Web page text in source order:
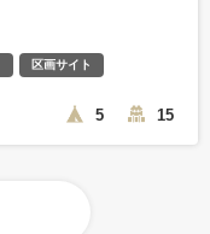
区画サイト
5 15